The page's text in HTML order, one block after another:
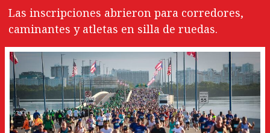
Las inscripciones abrieron para corredores,
caminantes y atletas en silla de ruedas.